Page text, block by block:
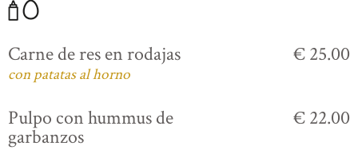
Carne de res en rodajas
con patatas al horno
€ 25.00
Pulpo con hummus de
garbanzos
€ 22.00